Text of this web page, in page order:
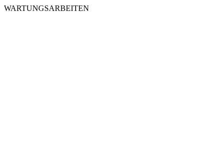
WARTUNGSARBEITEN